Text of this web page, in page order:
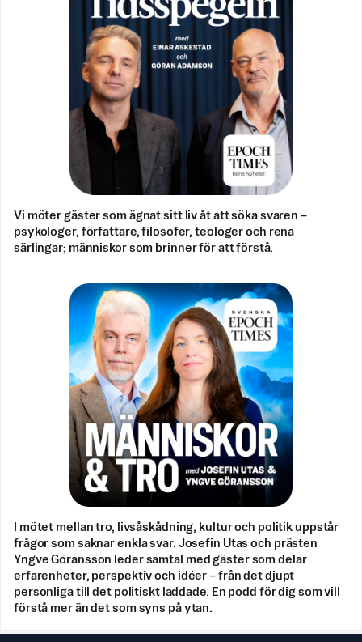
Vi möter gäster som ägnat sitt liv åt att söka svaren –
psykologer, författare, filosofer, teologer och rena
särlingar; människor som brinner för att förstå.
I mötet mellan tro, livsåskådning, kultur och politik uppstår
frågor som saknar enkla svar. Josefin Utas och prästen
Yngve Göransson leder samtal med gäster som delar
erfarenheter, perspektiv och idéer – från det djupt
personliga till det politiskt laddade. En podd för dig som vill
förstå mer än det som syns på ytan.